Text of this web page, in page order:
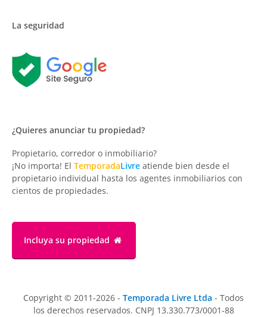
La seguridad
¿Quieres anunciar tu propiedad?
Propietario, corredor o inmobiliario?
¡No importa! El TemporadaLivre atiende bien desde el
propietario individual hasta los agentes inmobiliarios con
cientos de propiedades.
Incluya su propiedad
Copyright © 2011-2026 - Temporada Livre Ltda - Todos
los derechos reservados. CNPJ 13.330.773/0001-88